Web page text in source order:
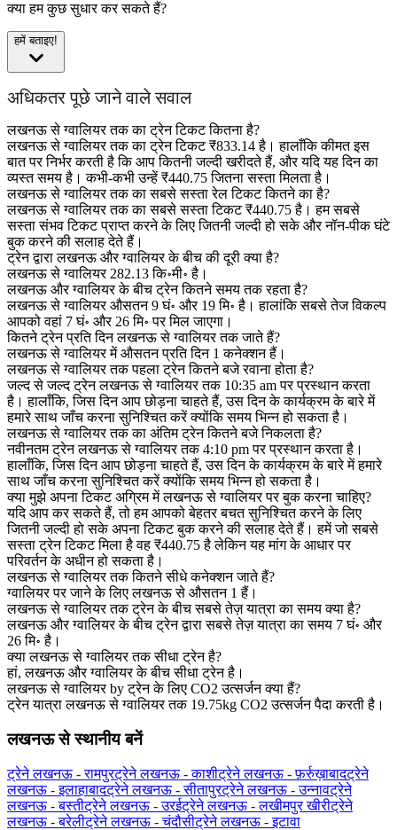
क्या हम कुछ सुधार कर सकते हैं?
हमें बताइए!
अधिकतर पूछे जाने वाले सवाल
लखनऊ से ग्‍वालियर तक का ट्रेन टिकट कितना है?
लखनऊ से ग्‍वालियर तक का ट्रेन टिकट ₹833.14 है। हालाँकि कीमत इस
बात पर निर्भर करती है कि आप कितनी जल्दी खरीदते हैं, और यदि यह दिन का
व्यस्त समय है। कभी-कभी उन्हें ₹440.75 जितना सस्ता मिलता है।
लखनऊ से ग्‍वालियर तक का सबसे सस्ता रेल टिकट कितने का है?
लखनऊ से ग्‍वालियर तक का सबसे सस्ता टिकट ₹440.75 है। हम सबसे
सस्ता संभव टिकट प्राप्त करने के लिए जितनी जल्दी हो सके और नॉन-पीक घंटे
बुक करने की सलाह देते हैं।
ट्रेन द्वारा लखनऊ और ग्‍वालियर के बीच की दूरी क्या है?
लखनऊ से ग्‍वालियर 282.13 कि॰मी॰ है।
लखनऊ और ग्‍वालियर के बीच ट्रेन कितने समय तक रहता है?
लखनऊ से ग्‍वालियर औसतन 9 घं॰ और 19 मि॰ है। हालांकि सबसे तेज विकल्प
आपको वहां 7 घं॰ और 26 मि॰ पर मिल जाएगा।
कितने ट्रेन प्रति दिन लखनऊ से ग्‍वालियर तक जाते हैं?
लखनऊ से ग्‍वालियर में औसतन प्रति दिन 1 कनेक्शन हैं।
लखनऊ से ग्‍वालियर तक पहला ट्रेन कितने बजे रवाना होता है?
जल्द से जल्द ट्रेन लखनऊ से ग्‍वालियर तक 10:35 am पर प्रस्थान करता
है। हालाँकि, जिस दिन आप छोड़ना चाहते हैं, उस दिन के कार्यक्रम के बारे में
हमारे साथ जाँच करना सुनिश्चित करें क्योंकि समय भिन्न हो सकता है।
लखनऊ से ग्‍वालियर तक का अंतिम ट्रेन कितने बजे निकलता है?
नवीनतम ट्रेन लखनऊ से ग्‍वालियर तक 4:10 pm पर प्रस्थान करता है।
हालाँकि, जिस दिन आप छोड़ना चाहते हैं, उस दिन के कार्यक्रम के बारे में हमारे
साथ जाँच करना सुनिश्चित करें क्योंकि समय भिन्न हो सकता है।
क्या मुझे अपना टिकट अग्रिम में लखनऊ से ग्‍वालियर पर बुक करना चाहिए?
यदि आप कर सकते हैं, तो हम आपको बेहतर बचत सुनिश्चित करने के लिए
जितनी जल्दी हो सके अपना टिकट बुक करने की सलाह देते हैं। हमें जो सबसे
सस्ता ट्रेन टिकट मिला है वह ₹440.75 है लेकिन यह मांग के आधार पर
परिवर्तन के अधीन हो सकता है।
लखनऊ से ग्‍वालियर तक कितने सीधे कनेक्शन जाते हैं?
ग्‍वालियर पर जाने के लिए लखनऊ से औसतन 1 हैं।
लखनऊ से ग्‍वालियर तक ट्रेन के बीच सबसे तेज़ यात्रा का समय क्या है?
लखनऊ और ग्‍वालियर के बीच ट्रेन द्वारा सबसे तेज़ यात्रा का समय 7 घं॰ और
26 मि॰ है।
क्या लखनऊ से ग्‍वालियर तक सीधा ट्रेन है?
हां, लखनऊ और ग्‍वालियर के बीच सीधा ट्रेन है।
लखनऊ से ग्‍वालियर by ट्रेन के लिए CO2 उत्सर्जन क्या हैं?
ट्रेन यात्रा लखनऊ से ग्‍वालियर तक 19.75kg CO2 उत्सर्जन पैदा करती है।
लखनऊ से स्थानीय बनें
ट्रेने लखनऊ - रामपुरट्रेने लखनऊ - काशीट्रेने लखनऊ - फ़र्रुख़ाबादट्रेने
लखनऊ - इलाहाबादट्रेने लखनऊ - सीतापुरट्रेने लखनऊ - उन्नावट्रेने
लखनऊ - बस्तीट्रेने लखनऊ - उरईट्रेने लखनऊ - लखीमपुर खीरीट्रेने
लखनऊ - बरेलीट्रेने लखनऊ - चंदौसीट्रेने लखनऊ - इटावा